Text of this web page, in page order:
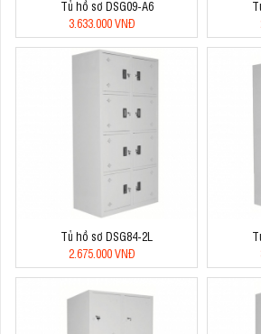
Tủ hồ sơ DSG09-A6
3.633.000 VNĐ
Tủ hồ sơ DSG84-2L
2.675.000 VNĐ